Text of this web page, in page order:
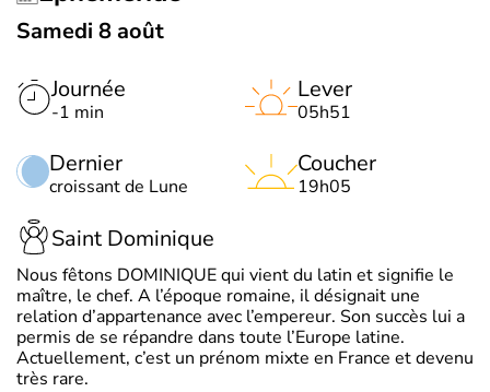
Samedi 8 août
Journée
-1 min
Dernier
croissant de Lune
Lever
05h51
Coucher
19h05
Saint Dominique
Nous fêtons DOMINIQUE qui vient du latin et signifie le
maître, le chef. A l’époque romaine, il désignait une
relation d’appartenance avec l’empereur. Son succès lui a
permis de se répandre dans toute l’Europe latine.
Actuellement, c’est un prénom mixte en France et devenu
très rare.